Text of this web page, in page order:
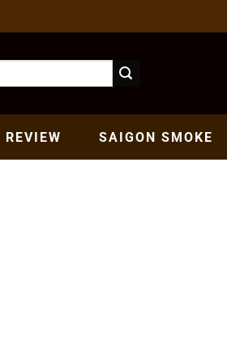
REVIEW SAIGON SMOKE